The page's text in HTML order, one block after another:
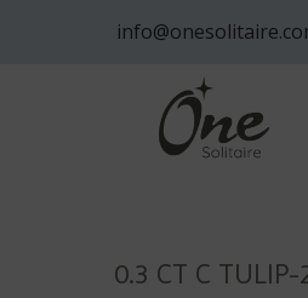
0.3 CT C TULIP-